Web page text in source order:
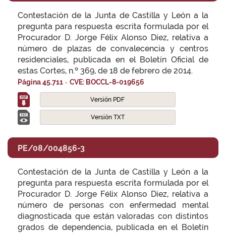
Contestación de la Junta de Castilla y León a la
pregunta para respuesta escrita formulada por el
Procurador D. Jorge Félix Alonso Díez, relativa a
número de plazas de convalecencia y centros
residenciales, publicada en el Boletín Oficial de
estas Cortes, n.º 369, de 18 de febrero de 2014.
Página 45.711 - CVE: BOCCL-8-019656
Versión PDF
Versión TXT
PE/08/004856-3
Contestación de la Junta de Castilla y León a la
pregunta para respuesta escrita formulada por el
Procurador D. Jorge Félix Alonso Díez, relativa a
número de personas con enfermedad mental
diagnosticada que están valoradas con distintos
grados de dependencia, publicada en el Boletín